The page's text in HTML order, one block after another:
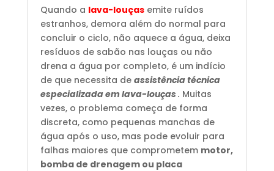
Quando a lava-louçasemite ruídos
estranhos, demora além do normal para
concluir o ciclo, não aquece a água, deixa
resíduos de sabão nas louças ou não
drena a água por completo, é um indício
de que necessita de assistência técnica
especializada em lava-louças . Muitas
vezes, o problema começa de forma
discreta, como pequenas manchas de
água após o uso, mas pode evoluir para
falhas maiores que comprometem motor,
bomba de drenagem ou placa